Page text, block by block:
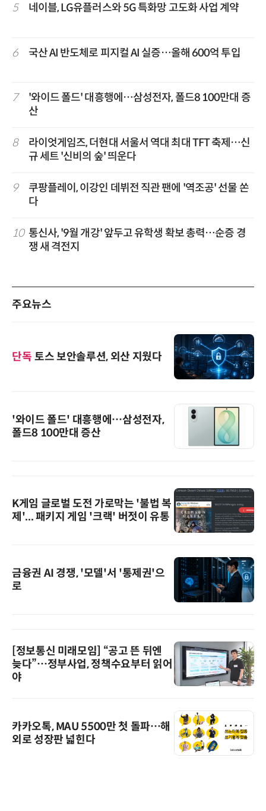
5 네이블, LG유플러스와 5G 특화망 고도화 사업 계약
6 국산 AI 반도체로 피지컬 AI 실증…올해 600억 투입
7
'와이드 폴드' 대흥행에…삼성전자, 폴드8 100만대 증
산
8
라이엇게임즈, 더현대 서울서 역대 최대 TFT 축제…신
규 세트 '신비의 숲' 띄운다
9
쿠팡플레이, 이강인 데뷔전 직관 팬에 '역조공' 선물 쏜
다
10 통신사, '9월 개강' 앞두고 유학생 확보 총력…순증 경
쟁 새 격전지
주요뉴스
단독 토스 보안솔루션, 외산 지웠다
'와이드 폴드' 대흥행에…삼성전자,
폴드8 100만대 증산
K게임 글로벌 도전 가로막는 '불법 복
제'... 패키지 게임 '크랙' 버젓이 유통
금융권 AI 경쟁, '모델'서 '통제권'으
로
[정보통신 미래모임] “공고 뜬 뒤엔
늦다”…정부사업, 정책수요부터 읽어
야
카카오톡, MAU 5500만 첫 돌파…해
외로 성장판 넓힌다